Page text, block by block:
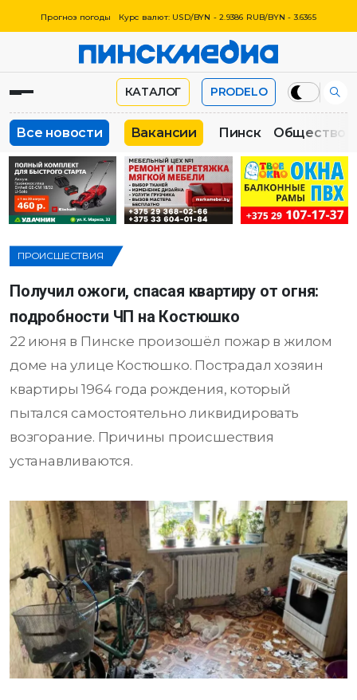
Прогноз погоды Курс валют: USD/BYN - 2.9386 RUB/BYN - 3.6365
КАТАЛОГ PRODELO
Все новости Вакансии Пинск Общество
ПРОИСШЕСТВИЯ
Получил ожоги, спасая квартиру от огня:
подробности ЧП на Костюшко
22 июня в Пинске произошёл пожар в жилом
доме на улице Костюшко. Пострадал хозяин
квартиры 1964 года рождения, который
пытался самостоятельно ликвидировать
возгорание. Причины происшествия
устанавливаются.